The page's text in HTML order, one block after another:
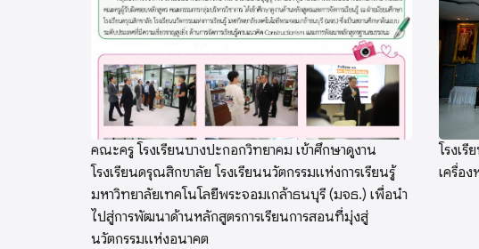
คณะครู โรงเรียนบางปะกอกวิทยาคม เข้าศึกษาดูงาน
โรงเรียนดรุณสิกขาลัย โรงเรียนนวัตกรรมแห่งการเรียนรู้
มหาวิทยาลัยเทคโนโลยีพระจอมเกล้าธนบุรี (มจธ.) เพื่อนำ
ไปสู่การพัฒนาด้านหลักสูตรการเรียนการสอนที่มุ่งสู่
นวัตกรรมแห่งอนาคต
โรงเ
เครื่อง